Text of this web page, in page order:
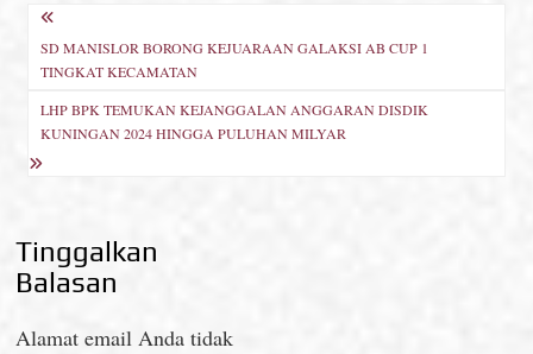
Navigasi
pos
SD MANISLOR BORONG KEJUARAAN GALAKSI AB CUP 1
TINGKAT KECAMATAN
LHP BPK TEMUKAN KEJANGGALAN ANGGARAN DISDIK
KUNINGAN 2024 HINGGA PULUHAN MILYAR
Tinggalkan
Balasan
Alamat email Anda tidak